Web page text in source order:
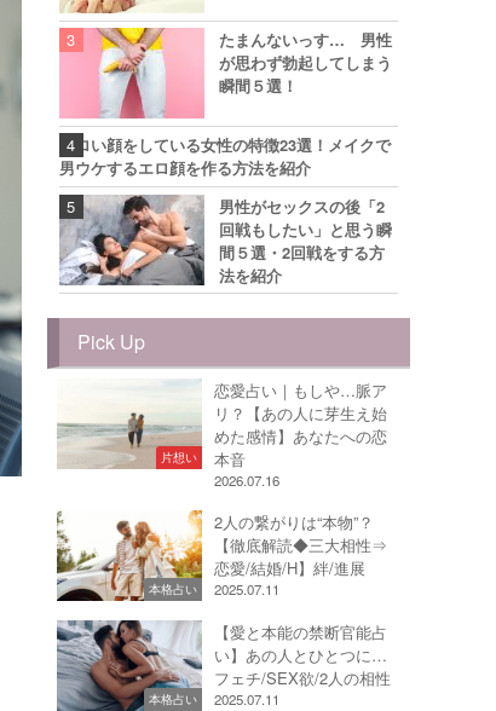
たまんないっす… 男性
が思わず勃起してしまう
瞬間５選！
エロい顔をしている女性の特徴23選！メイクで
男ウケするエロ顔を作る方法を紹介
男性がセックスの後「2
回戦もしたい」と思う瞬
間５選・2回戦をする方
法を紹介
Pick Up
片想い
恋愛占い｜もしや…脈ア
リ？【あの人に芽生え始
めた感情】あなたへの恋
本音
2026.07.16
本格占い
2人の繋がりは“本物”？
【徹底解読◆三大相性⇒
恋愛/結婚/H】絆/進展
2025.07.11
本格占い
【愛と本能の禁断官能占
い】あの人とひとつに…
フェチ/SEX欲/2人の相性
2025.07.11